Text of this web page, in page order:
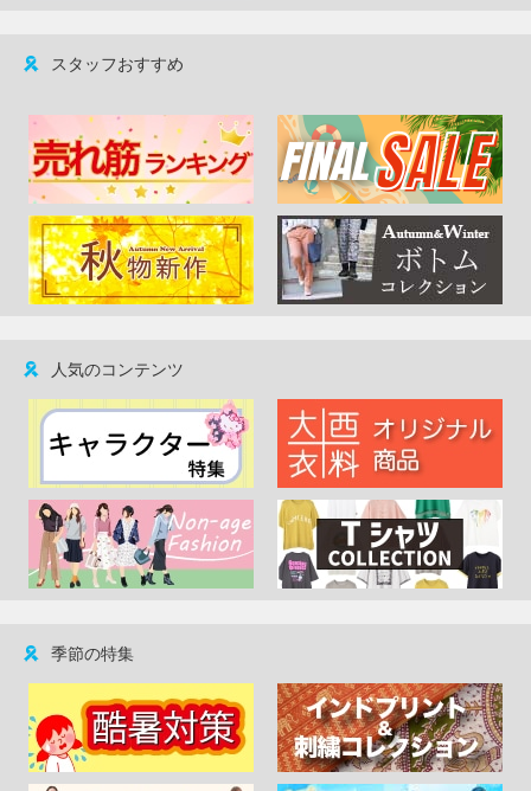
スタッフおすすめ
人気のコンテンツ
季節の特集